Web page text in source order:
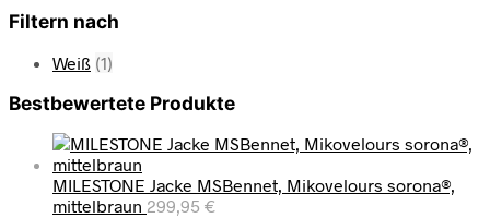
Filtern nach
Weiß (1)
Bestbewertete Produkte
MILESTONE Jacke MSBennet, Mikovelours sorona®,
mittelbraun 299,95 €